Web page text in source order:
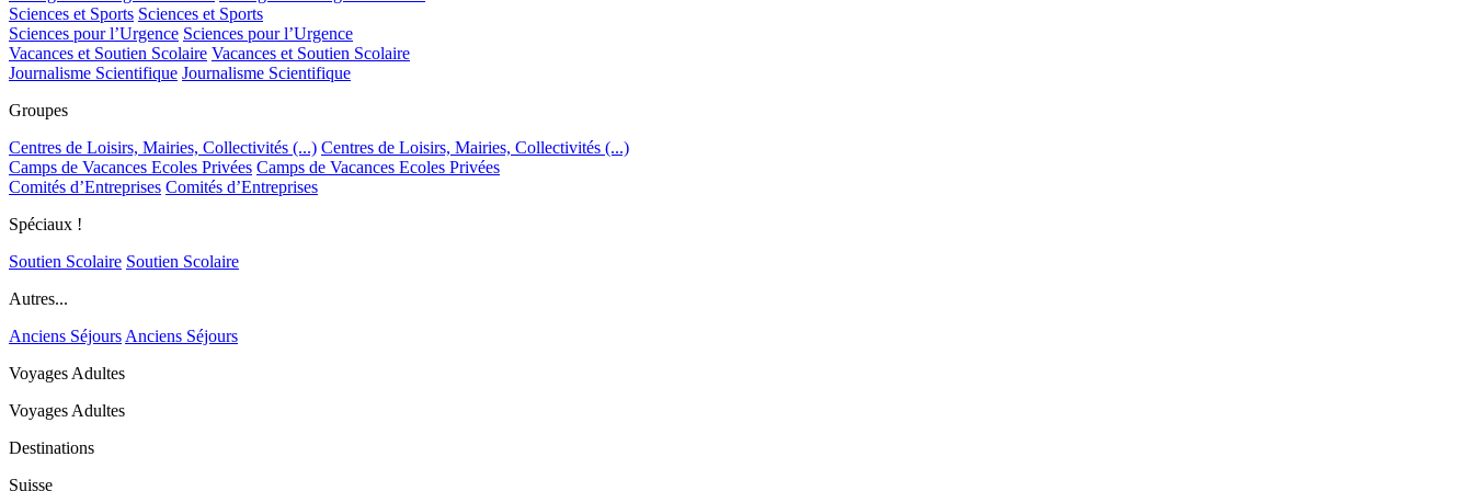
Sciences et Sports Sciences et Sports
Sciences pour l’Urgence Sciences pour l’Urgence
Vacances et Soutien Scolaire Vacances et Soutien Scolaire
Journalisme Scientifique Journalisme Scientifique
Groupes
Centres de Loisirs, Mairies, Collectivités (...) Centres de Loisirs, Mairies, Collectivités (...)
Camps de Vacances Ecoles Privées Camps de Vacances Ecoles Privées
Comités d’Entreprises Comités d’Entreprises
Spéciaux !
Soutien Scolaire Soutien Scolaire
Autres...
Anciens Séjours Anciens Séjours
Voyages Adultes
Voyages Adultes
Destinations
Suisse